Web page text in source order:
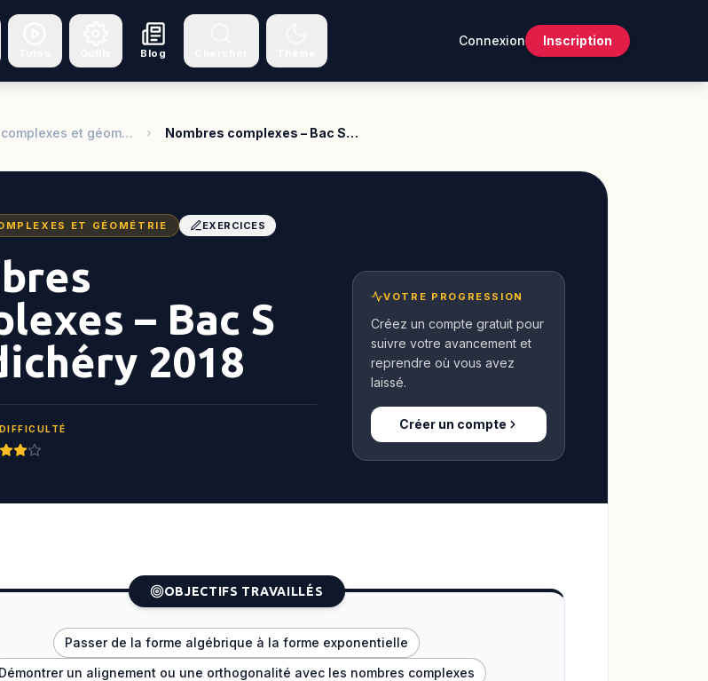
Blog
Connexion Inscription
et géom… Nombres complexes – Bac S…
ET GÉOMÉTRIE EXERCICES
– Bac S
2018
DIFFICULTÉ
VOTRE PROGRESSION
Créez un compte gratuit pour
suivre votre avancement et
reprendre où vous avez
laissé.
Créer un compte
OBJECTIFS TRAVAILLÉS
Passer de la forme algébrique à la forme exponentielle
Démontrer un alignement ou une orthogonalité avec les nombres complexes